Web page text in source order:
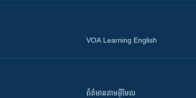
VOA Learning English
ព័ត៌មាន​តាម​អ៊ីមែល